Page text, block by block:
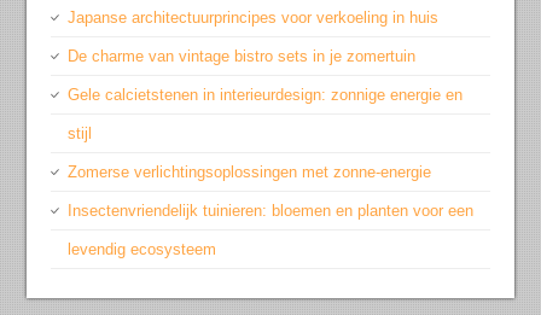
Japanse architectuurprincipes voor verkoeling in huis
De charme van vintage bistro sets in je zomertuin
Gele calcietstenen in interieurdesign: zonnige energie en
stijl
Zomerse verlichtingsoplossingen met zonne-energie
Insectenvriendelijk tuinieren: bloemen en planten voor een
levendig ecosysteem